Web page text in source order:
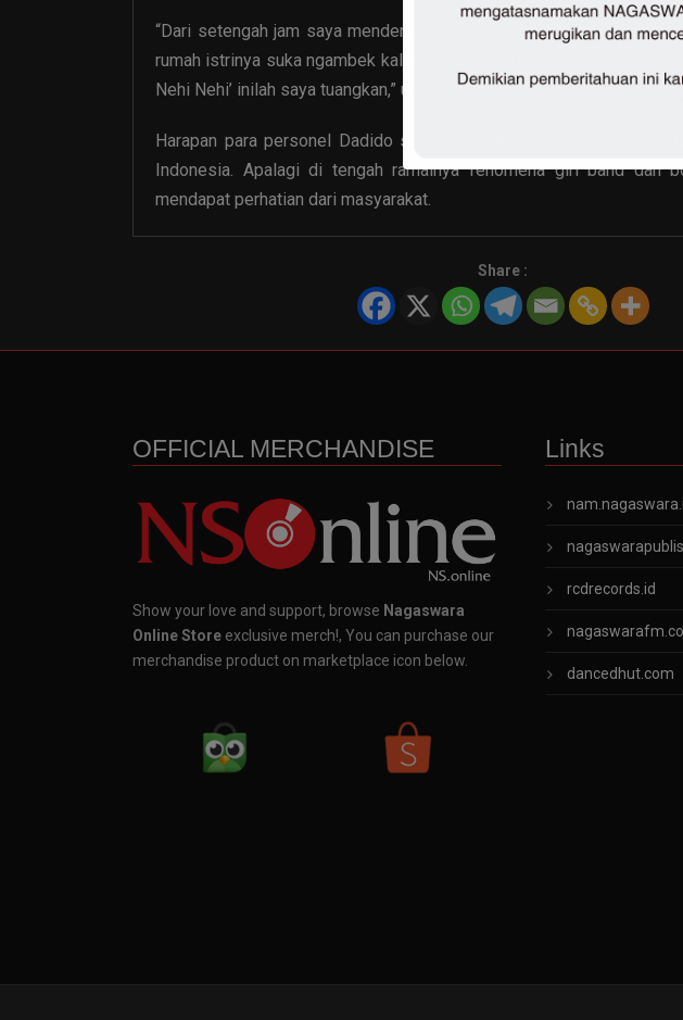
“Dari setengah jam saya mendengarkan keluh kesah si supir,
rumah istrinya suka ngambek kalau si supir lagi nggak punya duit, nah
Nehi Nehi’ inilah saya tuangkan,” ungkap Grey.
Harapan para personel Dadido single “Aca Aca Nehi Nehi” bisa
Indonesia. Apalagi di tengah ramainya fenomena girl band dan
mendapat perhatian dari masyarakat.
Share :
OFFICIAL MERCHANDISE
Show your love and support, browse Nagaswara
Online Store exclusive merch!, You can purchase our
merchandise product on marketplace icon below.
Links
rcdrecords.id
dancedhut.com